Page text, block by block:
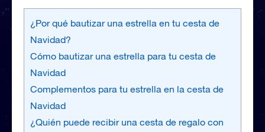
¿Por qué bautizar una estrella en tu cesta de
Navidad?
Cómo bautizar una estrella para tu cesta de
Navidad
Complementos para tu estrella en la cesta de
Navidad
¿Quién puede recibir una cesta de regalo con